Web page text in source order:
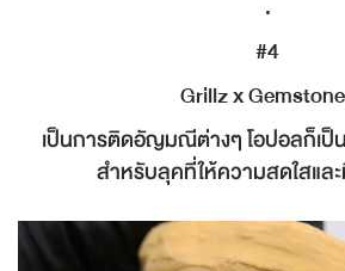
#4
Grillz x
เป็นการติดอัญมณีต่างๆ โอปอลก็เ
สำหรับลุคที่ให้ความสดใสแล